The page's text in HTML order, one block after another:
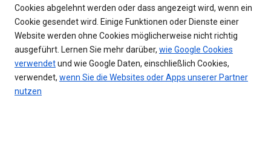
Cookies abgelehnt werden oder dass angezeigt wird, wenn ein
Cookie gesendet wird. Einige Funktionen oder Dienste einer
Website werden ohne Cookies möglicherweise nicht richtig
ausgeführt. Lernen Sie mehr darüber, wie Google Cookies
verwendetund wie Google Daten, einschließlich Cookies,
verwendet, wenn Sie die Websites oder Apps unserer Partner
nutzen